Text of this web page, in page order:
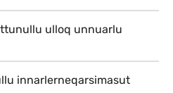
ulloq unnuarlu
innarlerneqarsimasut